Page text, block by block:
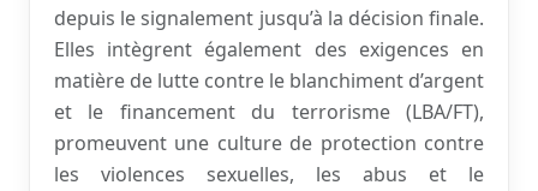
depuis le signalement jusqu’à la décision finale.
Elles intègrent également des exigences en
matière de lutte contre le blanchiment d’argent
et le financement du terrorisme (LBA/FT),
promeuvent une culture de protection contre
les violences sexuelles, les abus et le